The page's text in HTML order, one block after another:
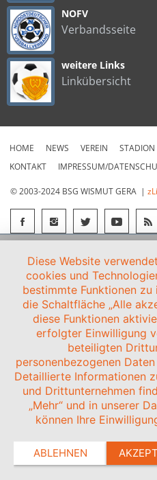
NOFV
Verbandsseite
weitere Links
Linkübersicht
HOME NEWS VEREIN STADION
KONTAKT
IMPRESSUM/
© 2003-2024 BSG WISMUT GERA |
Diese Website
cookies und
bestimmte Funktionen zu
die Schaltfläche „Alle
diese Funktionen
erfolgter Einwilligung
beteiligten
personenbezogenen
Detaillierte Informationen
und Drittunternehmen
„Mehr“ und in unserer
können Ihre
ABLEHNEN